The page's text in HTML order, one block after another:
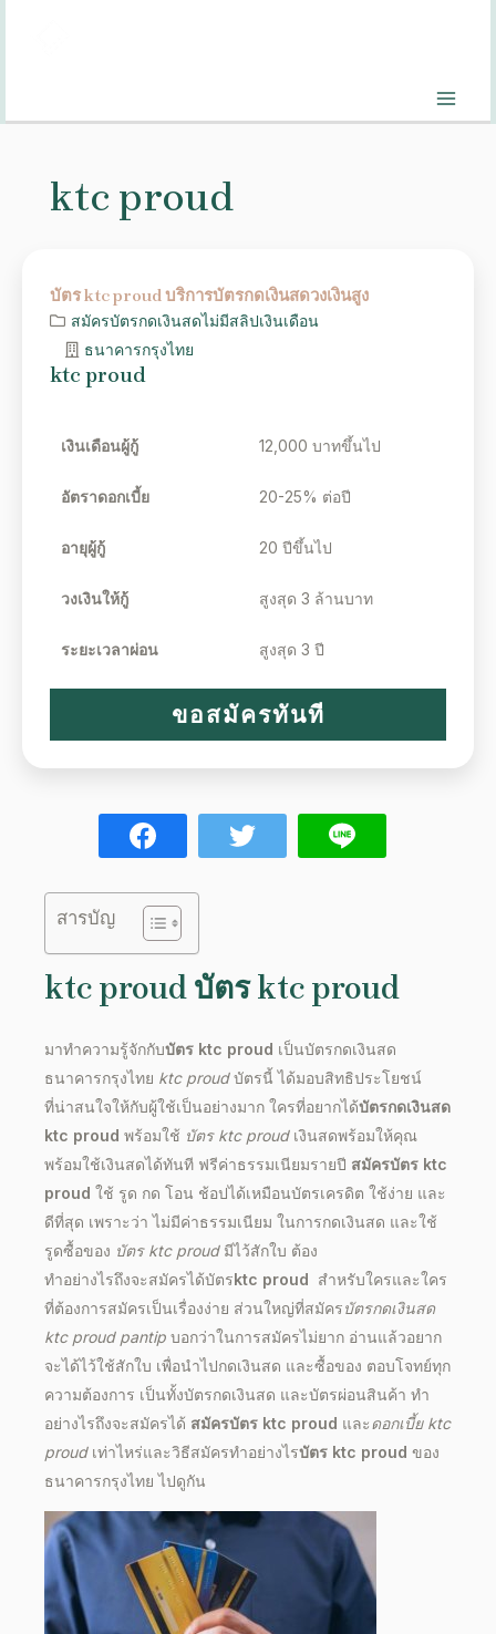
ktc proud
บัตร ktc proud บริการบัตรกดเงินสดวงเงินสูง
สมัครบัตรกดเงินสดไม่มีสลิปเงินเดือน
ธนาคารกรุงไทย
ktc proud
เงินเดือนผู้กู้ 12,000 บาทขึ้นไป
อัตราดอกเบี้ย 20-25% ต่อปี
อายุผู้กู้ 20 ปีขึ้นไป
วงเงินให้กู้ สูงสุด 3 ล้านบาท
ระยะเวลาผ่อน สูงสุด 3 ปี
ขอสมัครทันที
สารบัญ
ktc proud บัตร ktc proud
มาทำความรู้จักกับบัตร ktc proud เป็นบัตรกดเงินสด
ธนาคารกรุงไทย ktc proudบัตรนี้ ได้มอบสิทธิประโยชน์
ที่น่าสนใจให้กับผู้ใช้เป็นอย่างมาก ใครที่อยากได้บัตรกดเงินสด
ktc proud พร้อมใช้ บัตร ktc proud เงินสดพร้อมให้คุณ
พร้อมใช้เงินสดได้ทันที ฟรีค่าธรรมเนียมรายปี สมัครบัตร ktc
proud ใช้ รูด กด โอน ช้อปได้เหมือนบัตรเครดิต ใช้ง่าย และ
ดีที่สุด เพราะว่า ไม่มีค่าธรรมเนียม ในการกดเงินสด และใช้
รูดซื้อของ บัตร ktc proud มีไว้สักใบ ต้อง
ทำอย่างไรถึงจะสมัครได้บัตรktc proud สำหรับใครและใคร
ที่ต้องการสมัครเป็นเรื่องง่าย ส่วนใหญ่ที่สมัครบัตรกดเงินสด
ktc proud pantip บอกว่าในการสมัครไม่ยาก อ่านแล้วอยาก
จะได้ไว้ใช้สักใบ เพื่อนำไปกดเงินสด และซื้อของ ตอบโจทย์ทุก
ความต้องการ เป็นทั้งบัตรกดเงินสด และบัตรผ่อนสินค้า ทำ
อย่างไรถึงจะสมัครได้ สมัครบัตร ktc proud และดอกเบี้ย ktc
proudเท่าไหร่และวิธีสมัครทำอย่างไรบัตร ktc proud ของ
ธนาคารกรุงไทย ไปดูกัน